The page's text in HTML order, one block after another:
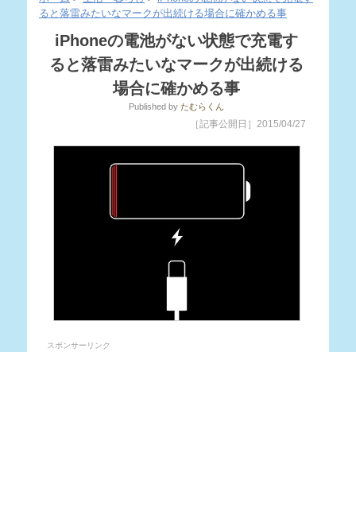
content
ると落雷みたいなマークが出続ける場合に確かめる事
iPhoneの電池がない状態で充電す
ると落雷みたいなマークが出続ける
場合に確かめる事
Published by たむらくん
［記事公開日］2015/04/27
スポンサーリンク